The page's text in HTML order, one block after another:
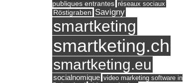
publiques entrantes réseaux sociaux
Röstigraben Savigny
smartketing
smartketing.ch
smartketing.eu
socialnomique video marketing software in